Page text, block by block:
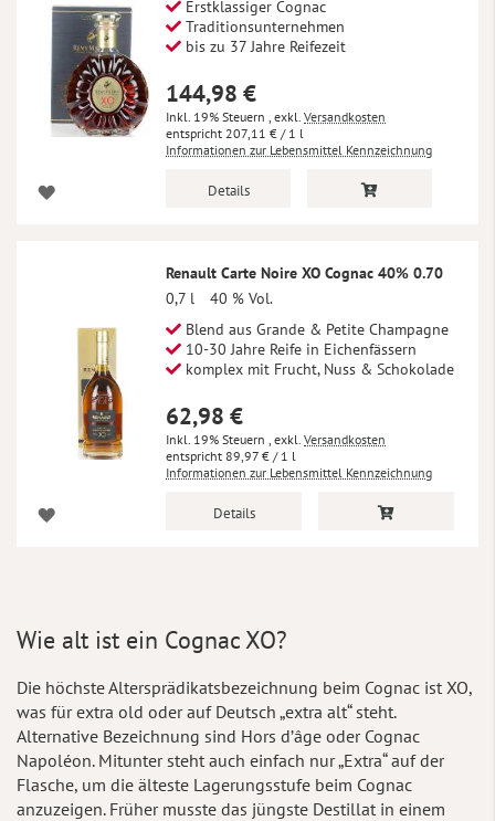
Erstklassiger Cognac
Traditionsunternehmen
bis zu 37 Jahre Reifezeit
144,98 €
Inkl. 19% Steuern exkl. Versandkosten
207,11 € / 1 l
Informationen zur Lebensmittel Kennzeichnung
Details
Renault Carte Noire XO Cognac 40% 0.70
0,7 l
40 % Vol.
Blend aus Grande & Petite Champagne
10-30 Jahre Reife in Eichenfässern
komplex mit Frucht, Nuss & Schokolade
62,98 €
Inkl. 19% Steuern exkl. Versandkosten
89,97 € / 1 l
Informationen zur Lebensmittel Kennzeichnung
Details
Wie alt ist ein Cognac XO?
Die höchste Altersprädikatsbezeichnung beim Cognac ist XO,
was für extra old oder auf Deutsch „extra alt“ steht.
Alternative Bezeichnung sind Hors d’âge oder Cognac
Napoléon. Mitunter steht auch einfach nur „Extra“ auf der
Flasche, um die älteste Lagerungsstufe beim Cognac
anzuzeigen. Früher musste das jüngste Destillat in einem